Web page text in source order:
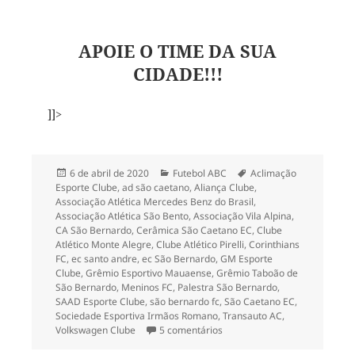
APOIE O TIME DA SUA
CIDADE!!!
]]>
Publicado
em
6 de abril de 2020 Categorias
Futebol ABC Tags
Aclimação
Esporte Clube, ad são caetano, Aliança Clube,
Associação Atlética Mercedes Benz do Brasil,
Associação Atlética São Bento, Associação Vila Alpina,
CA São Bernardo, Cerâmica São Caetano EC, Clube
Atlético Monte Alegre, Clube Atlético Pirelli, Corinthians
FC, ec santo andre, ec São Bernardo, GM Esporte
Clube, Grêmio Esportivo Mauaense, Grêmio Taboão de
São Bernardo, Meninos FC, Palestra São Bernardo,
SAAD Esporte Clube, são bernardo fc, São Caetano EC,
Sociedade Esportiva Irmãos Romano, Transauto AC,
Volkswagen Clube
5 comentáriosem O mapa do futebol